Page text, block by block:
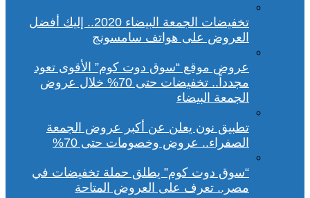
تخفيضات الجمعة البيضاء 2020.. إليك أفضل
العروض على هواتف سامسونج
عروض موقع “سوق دوت كوم” الأقوى تعود
مجدداً.. تخفيضات حتى 70% خلال عروض
الجمعة البيضاء
تطبيق نون يعلن عن أكبر عروض الجمعة
الصفراء.. عروض وخصومات حتى 70%
“سوق دوت كوم” يطلق حملة تخفيضات في
مصر.. تعرف على العروض المتاحة